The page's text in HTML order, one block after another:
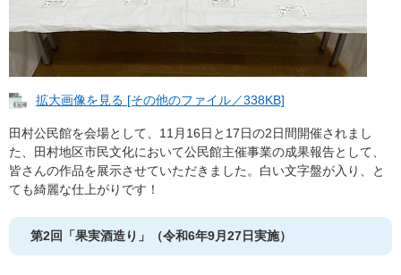
拡大画像を見る [その他のファイル／338KB]
田村公民館を会場として、11月16日と17日の2日間開催されまし
た、田村地区市民文化において公民館主催事業の成果報告として、
皆さんの作品を展示させていただきました。白い文字盤が入り、と
ても綺麗な仕上がりです！
第2回「果実酒造り」（令和6年9月27日実施）